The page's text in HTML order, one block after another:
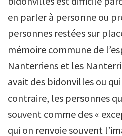
en parler à personne ou
personnes restées sur
mémoire commune de
Nanterriens et les
avait des bidonvilles ou
contraire, les personnes
souvent comme des «
qui on renvoie souvent